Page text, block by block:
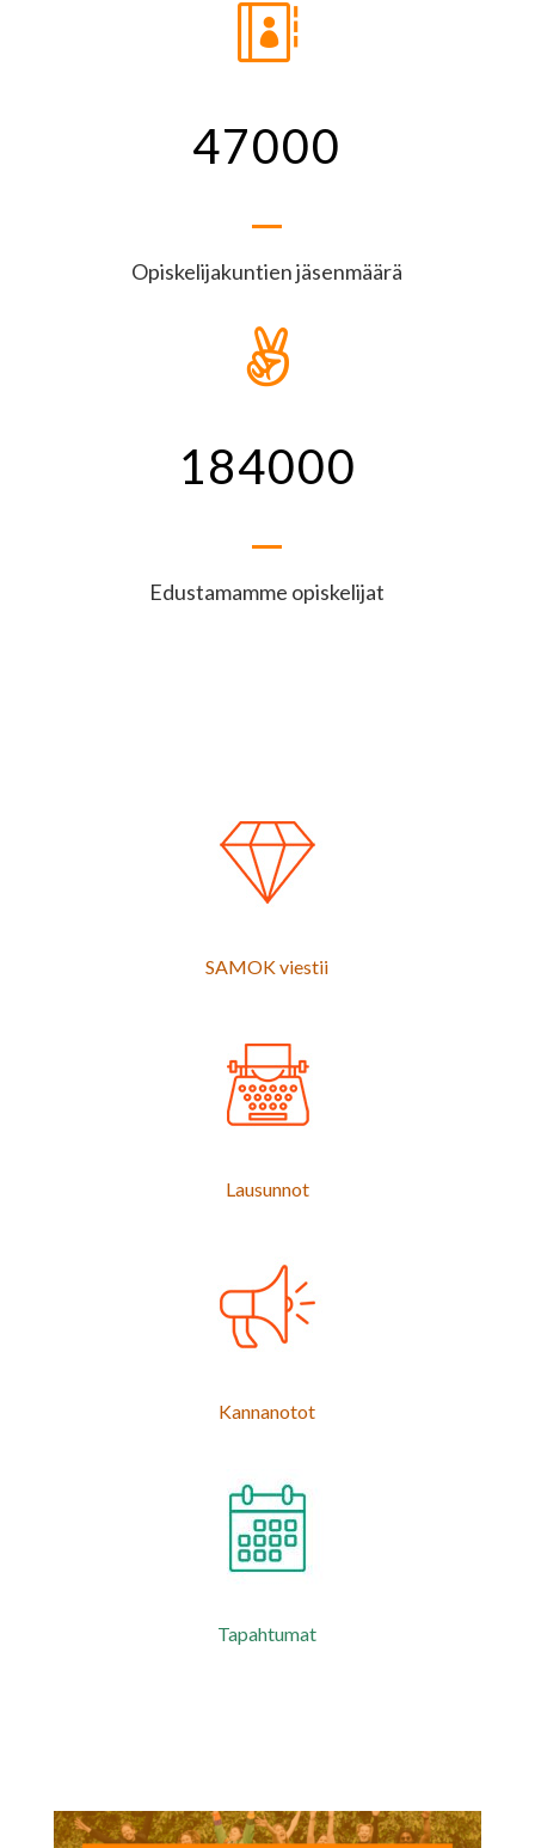

47000
Opiskelijakuntien jäsenmäärä

184000
Edustamamme opiskelijat
SAMOK viestii
Lausunnot
Kannanotot
Tapahtumat